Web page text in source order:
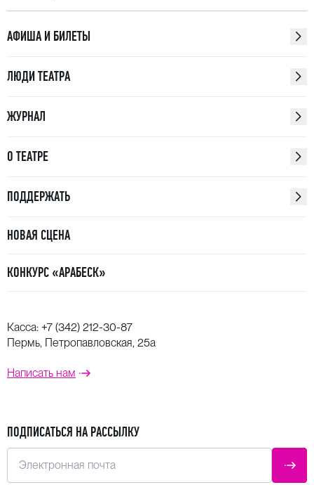
АФИША И БИЛЕТЫ
ЛЮДИ ТЕАТРА
ЖУРНАЛ
О ТЕАТРЕ
ПОДДЕРЖАТЬ
НОВАЯ СЦЕНА
КОНКУРС «АРАБЕСК»
Касса: +7 (342) 212-30-87
Пермь, Петропавловская, 25а
Написать нам
ПОДПИСАТЬСЯ НА РАССЫЛКУ
Электронная почта